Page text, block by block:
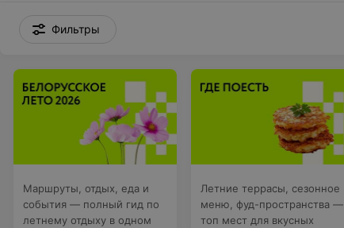
Фильтры
Маршруты, отдых, еда и
события — полный гид по
летнему отдыху в одном
Летние террасы, сезонное
меню, фуд-пространства —
топ мест для вкусных